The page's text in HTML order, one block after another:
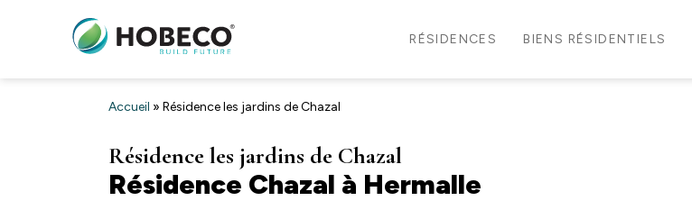
RÉSIDENCES BIENS RÉSIDENTIELS
Accueil » Résidence les jardins de Chazal
Résidence les jardins de Chazal
Résidence Chazal à Hermalle